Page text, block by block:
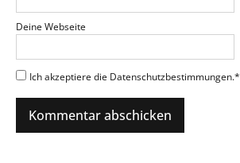
Deine Webseite
Ich akzeptiere die Datenschutzbestimmungen.*